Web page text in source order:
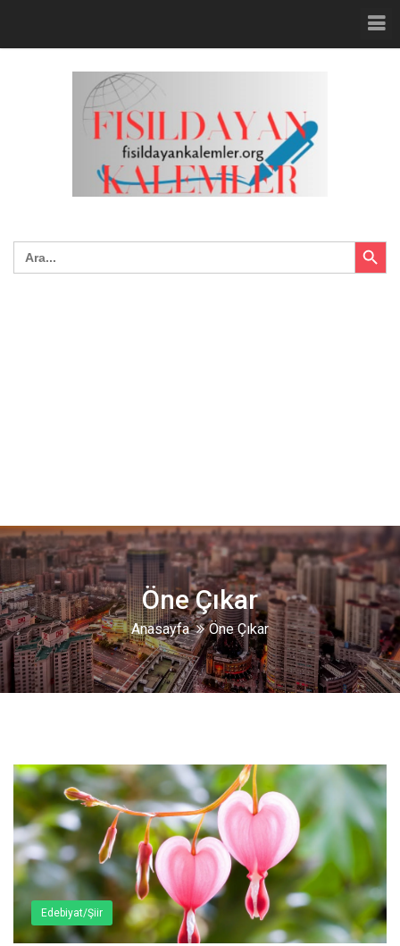
Search
for:
Search Button
Öne Çıkar
Anasayfa Öne Çıkar
Edebiyat/Şiir